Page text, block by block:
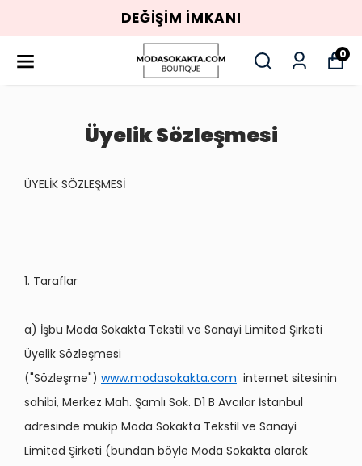
DEĞİŞİM İMKANI
0
Üyelik Sözleşmesi
ÜYELİK SÖZLEŞMESİ
1. Taraflar
a) İşbu Moda Sokakta Tekstil ve Sanayi Limited Şirketi
Üyelik Sözleşmesi
("Sözleşme") www.modasokakta.com internet sitesinin
sahibi, Merkez Mah. Şamlı Sok. D1 B Avcılar İstanbul
adresinde mukip Moda Sokakta Tekstil ve Sanayi
Limited Şirketi (bundan böyle Moda Sokakta olarak